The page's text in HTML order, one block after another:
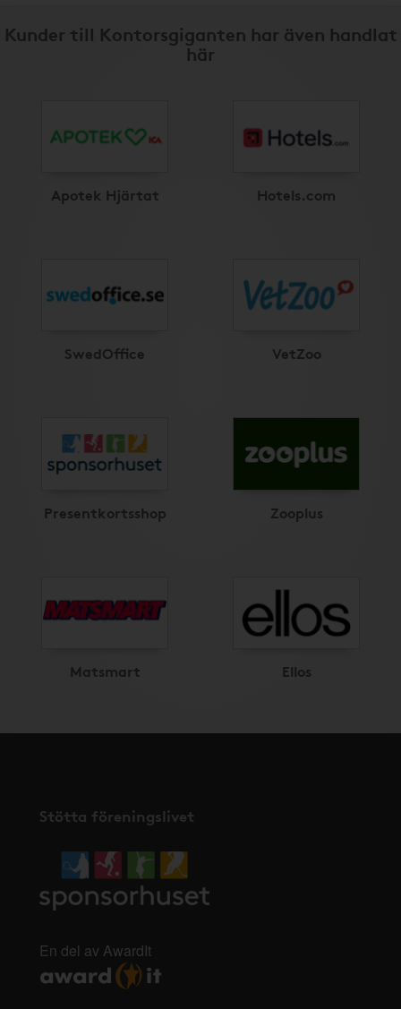
Kunder till Kontorsgiganten har även handlat
här
Apotek Hjärtat Hotels.com
SwedOffice VetZoo
Presentkortsshop Zooplus
Matsmart Ellos
Stötta föreningslivet
En del av AwardIt